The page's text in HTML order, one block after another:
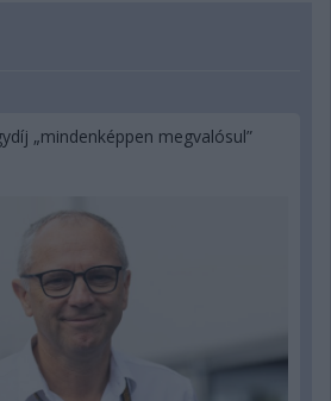
„mindenképpen megvalósul”